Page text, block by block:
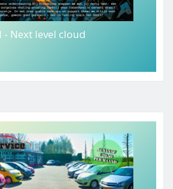
- Next level cloud